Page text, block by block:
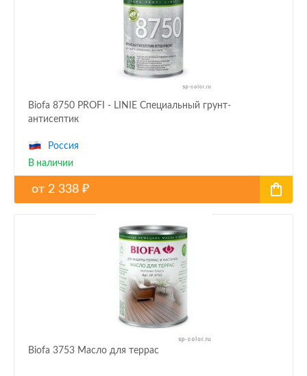
Biofa 8750 PROFI - LINIE Специальный грунт-
антисептик
Россия
В наличии
от 2 338 ₽
Biofa 3753 Масло для террас